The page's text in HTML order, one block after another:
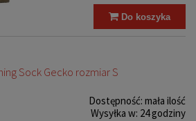
Do koszyka
Sock Gecko rozmiar S
Dostępność: mała ilość
Wysyłka w: 24 godziny